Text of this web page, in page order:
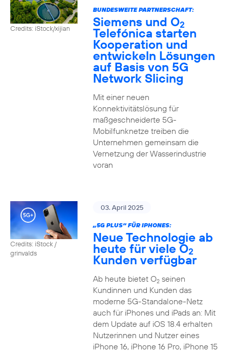
Credits: iStock/xijian
BUNDESWEITE PARTNERSCHAFT:
Siemens und O2
Telefónica starten
Kooperation und
entwickeln Lösungen
auf Basis von 5G
Network Slicing
Mit einer neuen
Konnektivitätslösung für
maßgeschneiderte 5G-
Mobilfunknetze treiben die
Unternehmen gemeinsam die
Vernetzung der Wasserindustrie
voran
Credits: iStock /
grinvalds
03. April 2025
„5G PLUS“ FÜR IPHONES:
Neue Technologie ab
heute für viele O2
Kunden verfügbar
Ab heute bietet O2seinen
Kundinnen und Kunden das
moderne 5G-Standalone-Netz
auch für iPhones und iPads an: Mit
dem Update auf iOS 18.4 erhalten
Nutzerinnen und Nutzer eines
iPhone 16, iPhone 16 Pro, iPhone 15